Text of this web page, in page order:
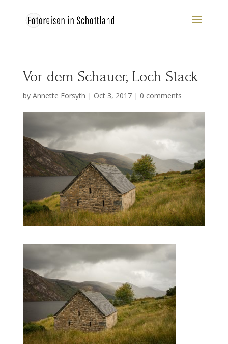
Vor dem Schauer, Loch Stack
by Annette Forsyth | Oct 3, 2017| 0 comments